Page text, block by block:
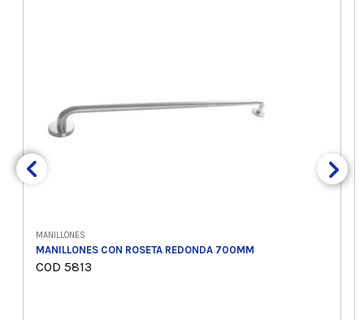
MANILLONES
MANILLONES CON ROSETA REDONDA 700MM
COD 5813